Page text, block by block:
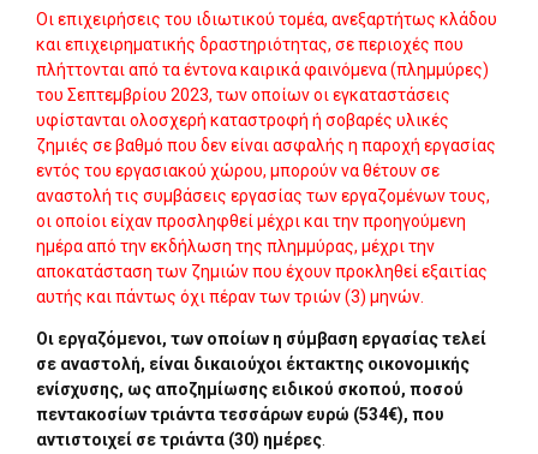
Οι επιχειρήσεις του ιδιωτικού τομέα, ανεξαρτήτως κλάδου
και επιχειρηματικής δραστηριότητας, σε περιοχές που
πλήττονται από τα έντονα καιρικά φαινόμενα (πλημμύρες)
του Σεπτεμβρίου 2023, των οποίων οι εγκαταστάσεις
υφίστανται ολοσχερή καταστροφή ή σοβαρές υλικές
ζημιές σε βαθμό που δεν είναι ασφαλής η παροχή εργασίας
εντός του εργασιακού χώρου, μπορούν να θέτουν σε
αναστολή τις συμβάσεις εργασίας των εργαζομένων τους,
οι οποίοι είχαν προσληφθεί μέχρι και την προηγούμενη
ημέρα από την εκδήλωση της πλημμύρας, μέχρι την
αποκατάσταση των ζημιών που έχουν προκληθεί εξαιτίας
αυτής και πάντως όχι πέραν των τριών (3) μηνών.
Οι εργαζόμενοι, των οποίων η σύμβαση εργασίας τελεί
σε αναστολή, είναι δικαιούχοι έκτακτης οικονομικής
ενίσχυσης, ως αποζημίωσης ειδικού σκοπού, ποσού
πεντακοσίων τριάντα τεσσάρων ευρώ (534€), που
αντιστοιχεί σε τριάντα (30) ημέρες